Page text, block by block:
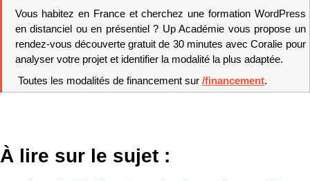
Vous habitez en France et cherchez une formation WordPress
en distanciel ou en présentiel ? Up Académie vous propose un
rendez-vous découverte gratuit de 30 minutes avec Coralie pour
analyser votre projet et identifier la modalité la plus adaptée.
Toutes les modalités de financement sur /financement.
À lire sur le sujet :